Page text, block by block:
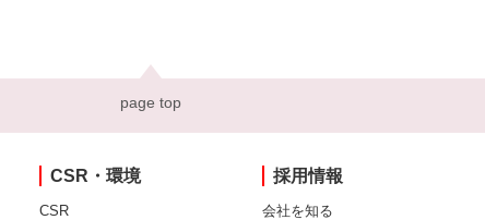
page top
CSR・環境
CSR
採用情報
会社を知る